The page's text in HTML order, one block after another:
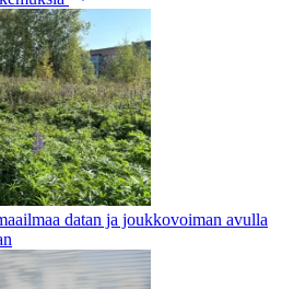
datan ja joukkovoiman avulla